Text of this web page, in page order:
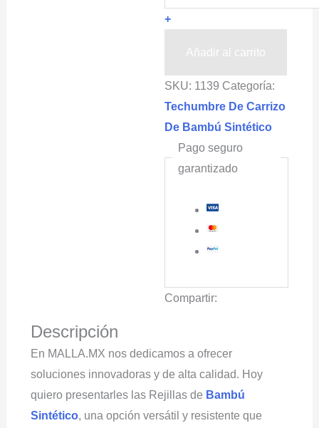
Bambú
Sintético
BAMBUTATE®,
Doméstica,
Terrazas,
Color
Natural
cantidad
+
Añadir al carrito
SKU: 1139 Categoría:
Techumbre De Carrizo
De Bambú Sintético
Pago seguro
garantizado
Compartir:
Descripción
En MALLA.MX nos dedicamos a ofrecer
soluciones innovadoras y de alta calidad. Hoy
quiero presentarles las Rejillas de Bambú
Sintético, una opción versátil y resistente que